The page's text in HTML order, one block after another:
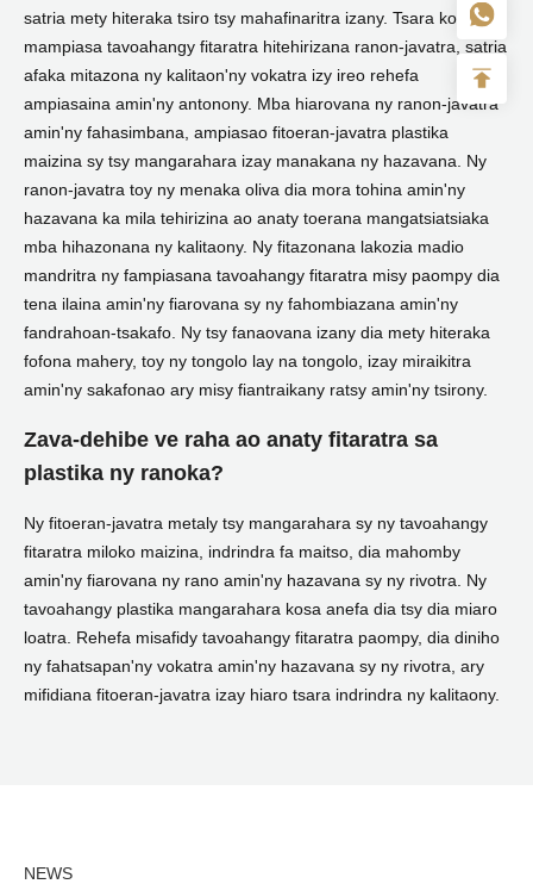
satria mety hiteraka tsiro tsy mahafinaritra izany. Tsara kokoa ny
mampiasa tavoahangy fitaratra hitehirizana ranon-javatra, satria
afaka mitazona ny kalitaon'ny vokatra izy ireo rehefa
ampiasaina amin'ny antonony. Mba hiarovana ny ranon-javatra
amin'ny fahasimbana, ampiasao fitoeran-javatra plastika
maizina sy tsy mangarahara izay manakana ny hazavana. Ny
ranon-javatra toy ny menaka oliva dia mora tohina amin'ny
hazavana ka mila tehirizina ao anaty toerana mangatsiatsiaka
mba hihazonana ny kalitaony. Ny fitazonana lakozia madio
mandritra ny fampiasana tavoahangy fitaratra misy paompy dia
tena ilaina amin'ny fiarovana sy ny fahombiazana amin'ny
fandrahoan-tsakafo. Ny tsy fanaovana izany dia mety hiteraka
fofona mahery, toy ny tongolo lay na tongolo, izay miraikitra
amin'ny sakafonao ary misy fiantraikany ratsy amin'ny tsirony.
Zava-dehibe ve raha ao anaty fitaratra sa
plastika ny ranoka?
Ny fitoeran-javatra metaly tsy mangarahara sy ny tavoahangy
fitaratra miloko maizina, indrindra fa maitso, dia mahomby
amin'ny fiarovana ny rano amin'ny hazavana sy ny rivotra. Ny
tavoahangy plastika mangarahara kosa anefa dia tsy dia miaro
loatra. Rehefa misafidy tavoahangy fitaratra paompy, dia diniho
ny fahatsapan'ny vokatra amin'ny hazavana sy ny rivotra, ary
mifidiana fitoeran-javatra izay hiaro tsara indrindra ny kalitaony.
NEWS